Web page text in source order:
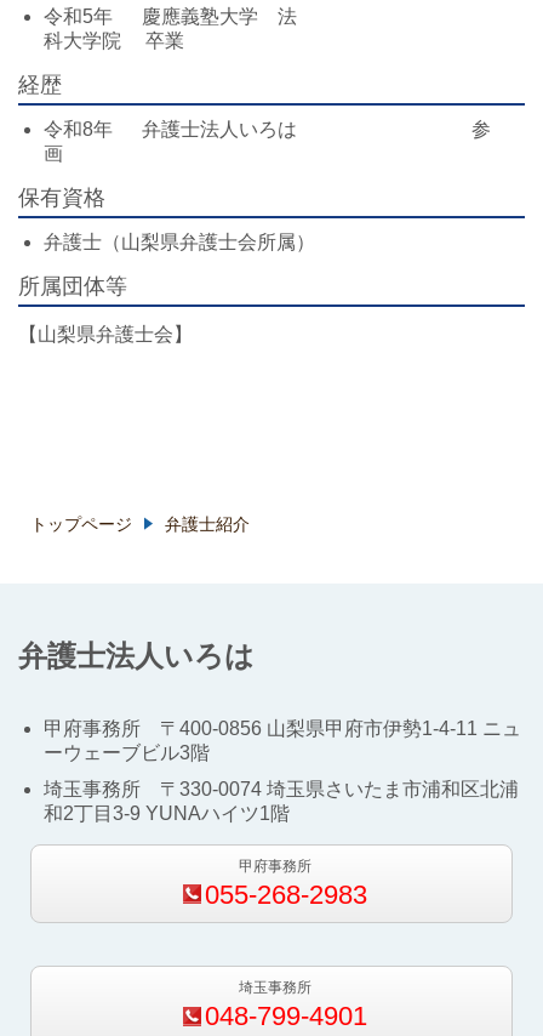
令和5年 慶應義塾大学 法
科大学院 卒業
経歴
令和8年 弁護士法人いろは 参
画
保有資格
弁護士（山梨県弁護士会所属）
所属団体等
【山梨県弁護士会】
トップページ 弁護士紹介
弁護士法人いろは
甲府事務所 〒 400-0856 山梨県甲府市伊勢1-4-11 ニュ
ーウェーブビル3階
埼玉事務所 〒 330-0074 埼玉県さいたま市浦和区北浦
和2丁目 3-9 YUNAハイツ1階
甲府事務所
055-268-2983
埼玉事務所
048-799-4901